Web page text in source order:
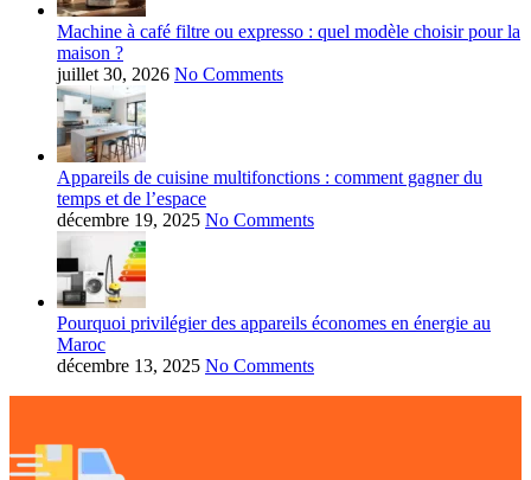
Machine à café filtre ou expresso : quel modèle choisir pour la
maison ?
juillet 30, 2026 No Comments
Appareils de cuisine multifonctions : comment gagner du
temps et de l’espace
décembre 19, 2025 No Comments
Pourquoi privilégier des appareils économes en énergie au
Maroc
décembre 13, 2025 No Comments